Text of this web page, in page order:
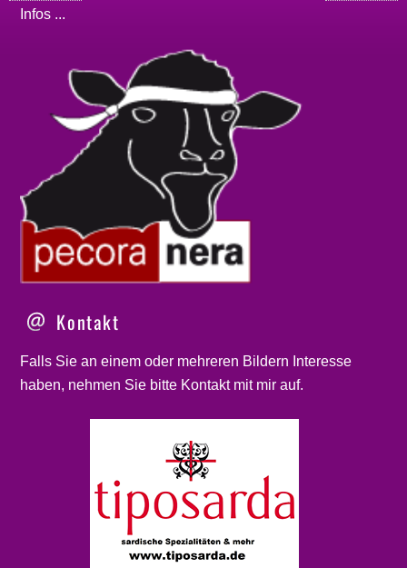
Infos ...
Kontakt
Falls Sie an einem oder mehreren Bildern Interesse
haben, nehmen Sie bitte Kontaktmit mir auf.